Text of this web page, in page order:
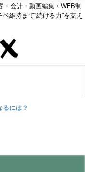
・会計・動画編集・WEB制
維持まで“続ける力”を支え
るには？